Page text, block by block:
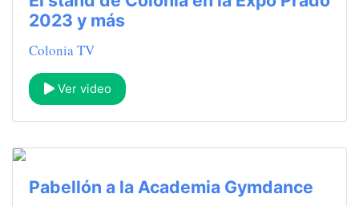
2023 y más
Colonia TV
Ver video
Pabellón a la Academia Gymdance